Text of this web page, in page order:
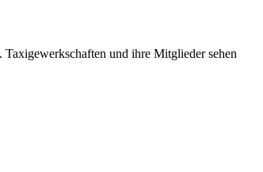
und ihre Mitglieder sehen